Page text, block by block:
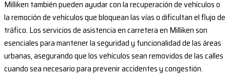
Milliken también pueden ayudar con la recuperación de vehículos o
la remoción de vehículos que bloquean las vías o dificultan el flujo de
tráfico. Los servicios de asistencia en carretera en Milliken son
esenciales para mantener la seguridad y funcionalidad de las áreas
urbanas, asegurando que los vehículos sean removidos de las calles
cuando sea necesario para prevenir accidentes y congestión.